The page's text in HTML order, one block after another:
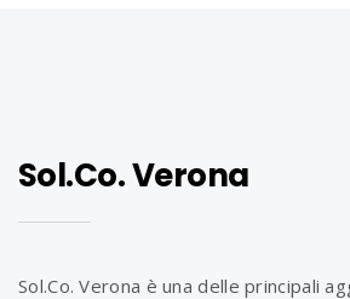
Sol.Co. Verona
Sol.Co. Verona è una delle principali